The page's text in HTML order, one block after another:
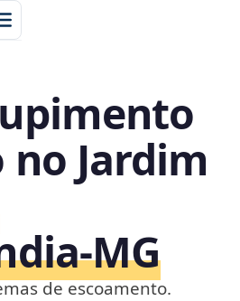
no Jardim
de escoamento.